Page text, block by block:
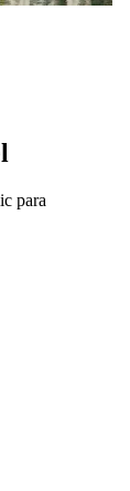
para